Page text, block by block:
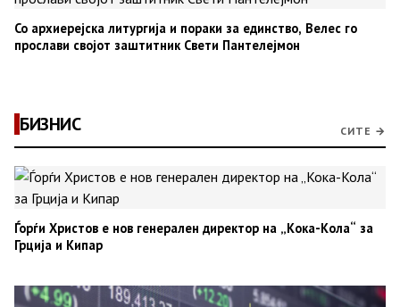
Со архиерејска литургија и пораки за единство, Велес го
прослави својот заштитник Свети Пантелејмон
БИЗНИС СИТЕ →
Ѓорѓи Христов е нов генерален директор на „Кока-Кола“ за
Грција и Кипар